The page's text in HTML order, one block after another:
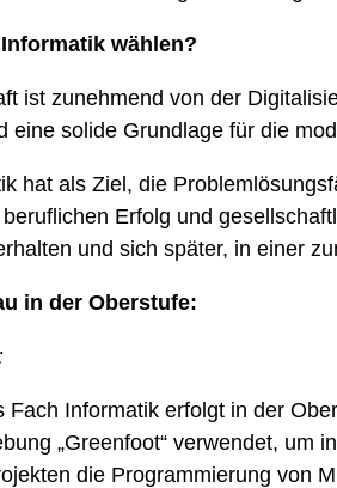
wählen?
ist zunehmend von der
eine solide Grundlage für die
hat als Ziel, die
Erfolg und
und sich später, in einer
in der Oberstufe:
Fach Informatik erfolgt in der
„Greenfoot“ verwendet, um
die Programmierung von